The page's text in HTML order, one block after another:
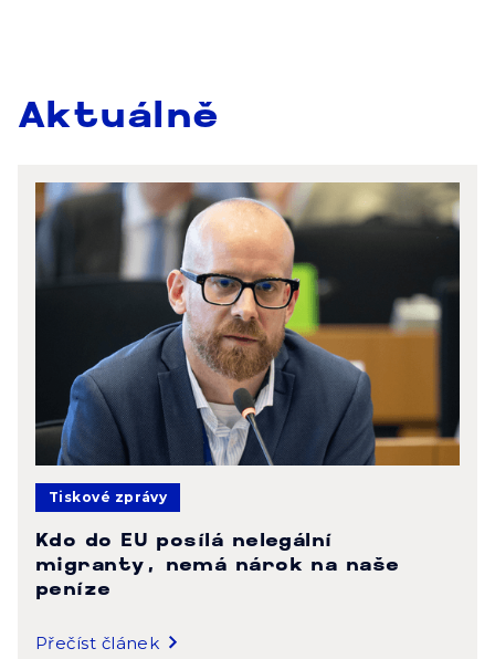
Aktuálně
Tiskové zprávy
Kdo do EU posílá nelegální
migranty, nemá nárok na naše
peníze
Přečíst článek